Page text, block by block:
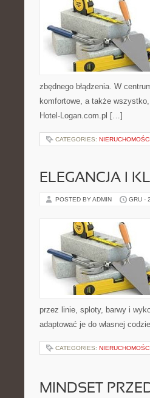
zbędnego błądzenia. W
komfortowe, a także
Hotel-Logan.com.pl […]
CATEGORIES: NIERUCHOMOŚCI
ELEGANCJA I
POSTED BY ADMIN GRU -
przez linie, sploty, barwy i
adaptować je do własnej
CATEGORIES: NIERUCHOMOŚCI
MINDSET